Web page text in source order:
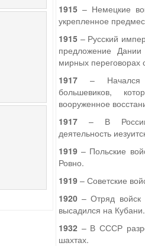
1915– Немецкие
укрепленное
1915– Русский
предложение
мирных переговорах
1917– Начался
большевиков,
вооруженное
1917– В России
деятельность
1919– Польские
Ровно.
1919– Советские
1920– Отряд войск
высадился на Кубани.
1932– В СССР
шахтах.